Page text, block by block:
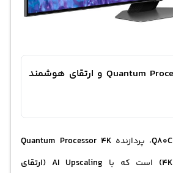
پردازنده Quantum Processor 4K و ارتقای هوشمند
Q80C، پردازندهQuantum Processor 4K
است که با
AI Upscaling (ارتقای